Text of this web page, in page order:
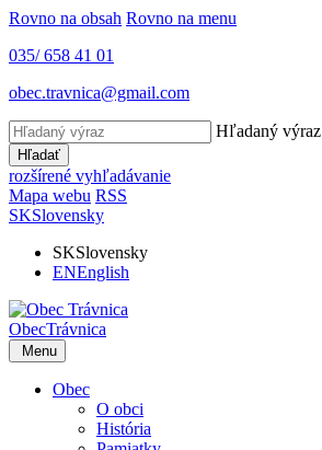
Rovno na obsah Rovno na menu
035/ 658 41 01
obec.travnica@gmail.com
Hľadaný výraz
Hľadať
rozšírené vyhľadávanie
Mapa webu RSS
SKSlovensky
SKSlovensky
ENEnglish
ObecTrávnica
Menu
Obec
O obci
História